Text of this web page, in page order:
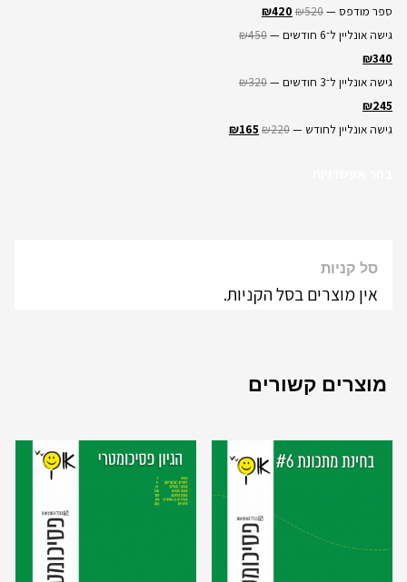
ספר מודפס — ₪520
₪420
גישה אונליין ל־6 חודשים —
₪450
₪340
גישה אונליין ל־3 חודשים —
₪320
₪245
גישה אונליין לחודש —
₪220
₪165
סל קניות
אין מוצרים בסל הקניות.
מוצרים קשורים